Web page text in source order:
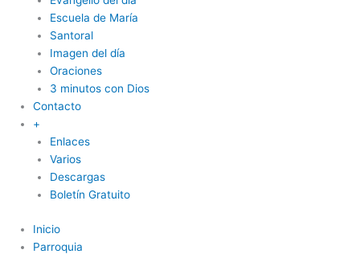
Escuela de María
Santoral
Imagen del día
Oraciones
3 minutos con Dios
Contacto
+
Enlaces
Varios
Descargas
Boletín Gratuito
Inicio
Parroquia